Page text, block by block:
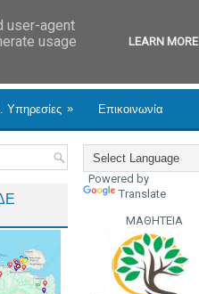
Υπηρεσίες » Επικοινωνία
Powered by
Translate
ΜΑΘΗΤΕΙΑ
user-agent
usage
LEARN MORE